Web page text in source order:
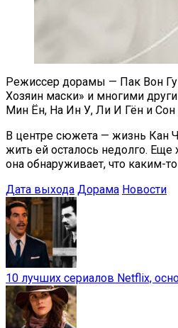
Режиссер дорамы — Пак Вон
Хозяин маски» и многими
Мин Ён, На Ин У, Ли И Гён и
В центре сюжета — жизнь Кан
жить ей осталось недолго. Еще
она обнаруживает, что каким-
Дата выхода Дорама Новости
10 лучших сериалов Netflix,